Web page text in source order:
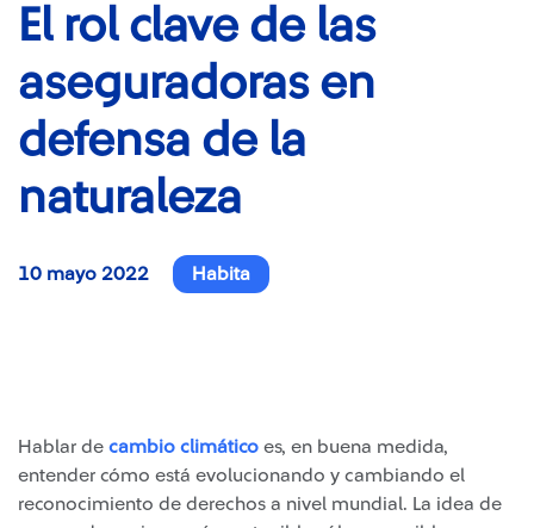
El rol clave de las
aseguradoras en
defensa de la
naturaleza
10 mayo 2022 Habita
Hablar de cambio climático es, en buena medida,
entender cómo está evolucionando y cambiando el
reconocimiento de derechos a nivel mundial. La idea de